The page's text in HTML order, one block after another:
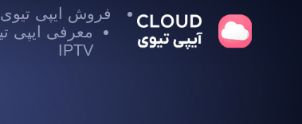
فروش ایپی تیوی
IPTV